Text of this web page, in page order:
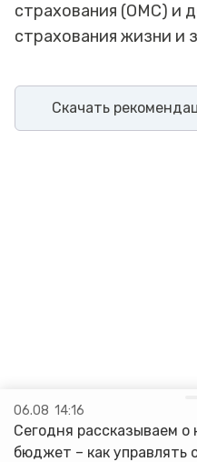
страхования (ОМС) и
страхования жизни и
Скачать
Страхование
ответственности
06.08 14:16
Сегодня рассказываем
бюджет – как управлять